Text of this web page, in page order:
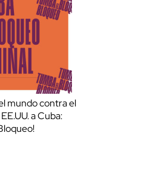
mundo contra el
a Cuba: